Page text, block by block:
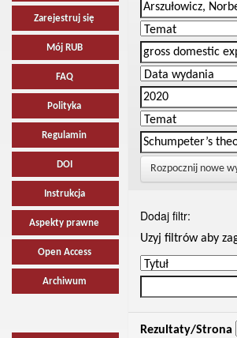
Zarejestruj się
Mój RUB
FAQ
Polityka
Regulamin
DOI
Instrukcja
Aspekty prawne
Open Access
Archiwum
Rozpocznij nowe
Dodaj filtr:
Uzyj filtrów aby
Rezultaty/Strona